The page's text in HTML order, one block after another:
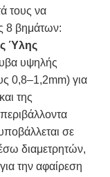
τους να
8 βημάτων:
Ύλης
υψηλής
0,8–1,2mm) για
της
σε
διαμετρητών,
την αφαίρεση